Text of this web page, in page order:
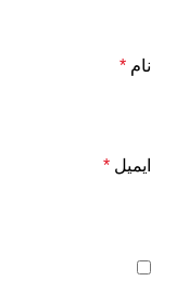
نام *
ایمیل *